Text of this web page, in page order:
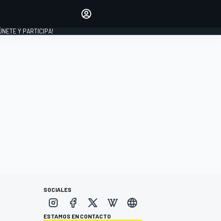
Y PARTICIPA!
SOCIALES
ESTAMOS EN CONTACTO